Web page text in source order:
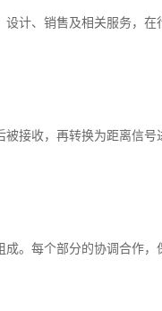
计、销售及相关服务，
接收，再转换为距离信号
。每个部分的协调合作，